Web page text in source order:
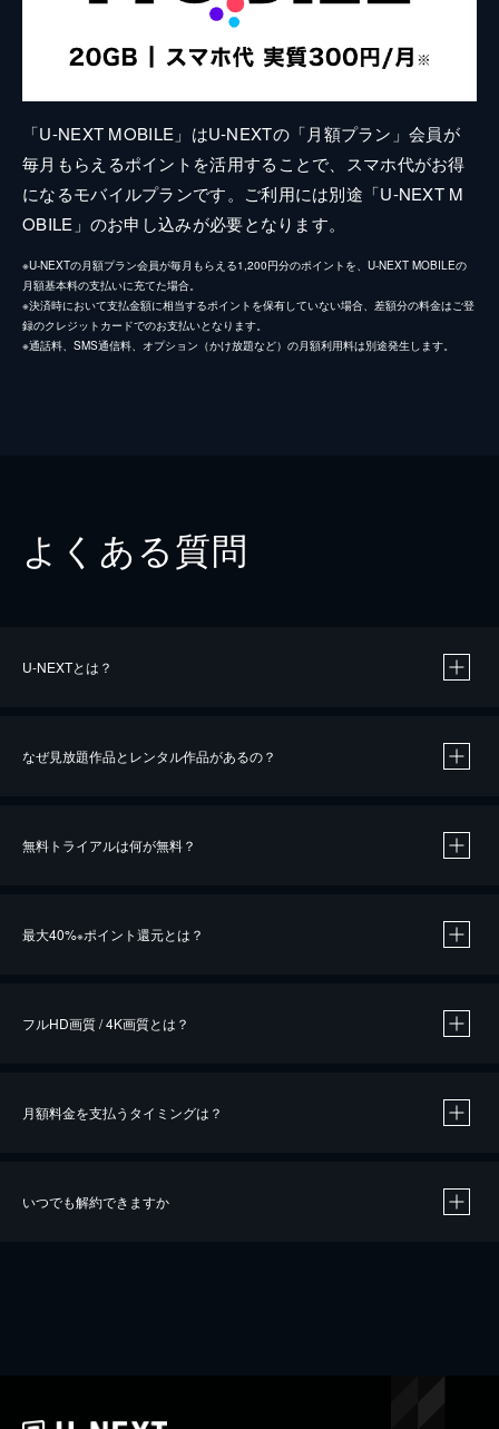
「U-NEXT MOBILE」はU-NEXTの「月額プラン」会員が
毎月もらえるポイントを活用することで、スマホ代がお得
になるモバイルプランです。ご利用には別途「U-NEXT M
OBILE」のお申し込みが必要となります。
※U-NEXTの月額プラン会員が毎月もらえる1,200円分のポイントを、U-NEXT MOBILEの
月額基本料の支払いに充てた場合。
※決済時において支払金額に相当するポイントを保有していない場合、差額分の料金はご登
録のクレジットカードでのお支払いとなります。
※通話料、SMS通信料、オプション（かけ放題など）の月額利用料は別途発生します。
よくある質問
U-NEXTとは？
なぜ見放題作品とレンタル作品があるの？
無料トライアルは何が無料？
最大40%※ポイント還元とは？
※40％ポイント還元の対象は、クレジットカード決済による作品の購入 / レンタルです。
iOSアプリのUコイン決済による作品の購入 / レンタルは、20％のポイント還元です。
フルHD画質 / 4K画質とは？
月額料金を支払うタイミングは？
いつでも解約できますか